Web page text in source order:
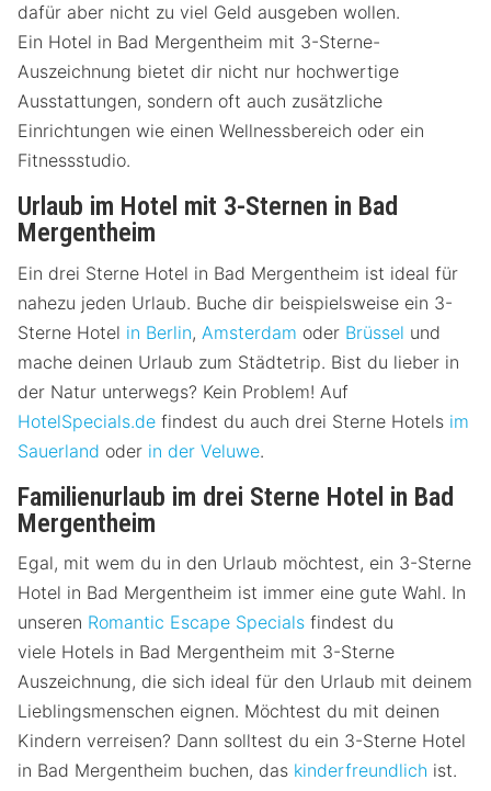
dafür aber nicht zu viel Geld ausgeben wollen.
Ein Hotel in Bad Mergentheim mit 3-Sterne-
Auszeichnung bietet dir nicht nur hochwertige
Ausstattungen, sondern oft auch zusätzliche
Einrichtungen wie einen Wellnessbereich oder ein
Fitnessstudio.
Urlaub im Hotel mit 3-Sternen in Bad
Mergentheim
Ein drei Sterne Hotel in Bad Mergentheim ist ideal für
nahezu jeden Urlaub. Buche dir beispielsweise ein 3-
Sterne Hotel in Berlin, Amsterdam oder Brüssel und
mache deinen Urlaub zum Städtetrip. Bist du lieber in
der Natur unterwegs? Kein Problem! Auf
HotelSpecials.de findest du auch drei Sterne Hotels im
Sauerland oder in der Veluwe.
Familienurlaub im drei Sterne Hotel in Bad
Mergentheim
Egal, mit wem du in den Urlaub möchtest, ein 3-Sterne
Hotel in Bad Mergentheim ist immer eine gute Wahl. In
unseren Romantic Escape Specials findest du
viele Hotels in Bad Mergentheim mit 3-Sterne
Auszeichnung, die sich ideal für den Urlaub mit deinem
Lieblingsmenschen eignen. Möchtest du mit deinen
Kindern verreisen? Dann solltest du ein 3-Sterne Hotel
in Bad Mergentheim buchen, das kinderfreundlich ist.